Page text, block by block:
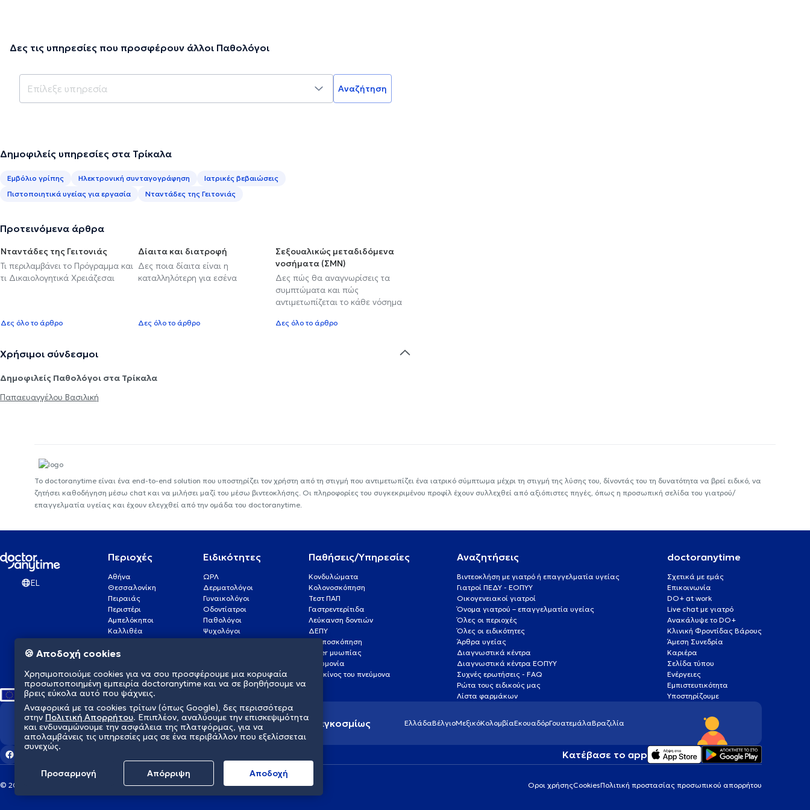
Δες τις υπηρεσίες που προσφέρουν άλλοι Παθολόγοι
Αναζήτηση
Δημοφιλείς υπηρεσίες στα Τρίκαλα
Εμβόλιο γρίπης Ηλεκτρονική συνταγογράφηση
Ιατρικές βεβαιώσεις
Πιστοποιητικά υγείας για εργασία
Νταντάδες της Γειτονιάς
Προτεινόμενα άρθρα
Νταντάδες της Γειτονιάς
Τι περιλαμβάνει το Πρόγραμμα και
τι Δικαιολογητικά Χρειάζεσαι
Δες όλο το άρθρο
Δίαιτα και διατροφή
Δες ποια δίαιτα είναι η
καταλληλότερη για εσένα
Δες όλο το άρθρο
Σεξουαλικώς μεταδιδόμενα
νοσήματα (ΣΜΝ)
Δες πώς θα αναγνωρίσεις τα
συμπτώματα και πώς
αντιμετωπίζεται το κάθε νόσημα
Δες όλο το άρθρο
Χρήσιμοι σύνδεσμοι
Δημοφιλείς Παθολόγοι στα Τρίκαλα
Παπαευαγγέλου Βασιλική
Το doctoranytime είναι ένα end-to-end solution που υποστηρίζει τον χρήστη από τη στιγμή που αντιμετωπίζει ένα ιατρικό σύμπτωμα μέχρι τη στιγμή της λύσης του, δίνοντάς του τη δυνατότητα να βρεί ειδικό, να
ζητήσει καθοδήγηση μέσω chat και να μιλήσει μαζί του μέσω βιντεοκλήσης. Οι πληροφορίες του συγκεκριμένου προφίλ έχουν συλλεχθεί από αξιόπιστες πηγές, όπως η προσωπική σελίδα του γιατρού/
επαγγελματία υγείας και έχουν ελεγχθεί από την ομάδα του doctoranytime.
EL
Περιοχές
Αθήνα
Θεσσαλονίκη
Πειραιάς
Περιστέρι
Αμπελόκηποι
Καλλιθέα
Γλυφάδα
Νέα Σμύρνη
Ειδικότητες
ΩΡΛ
Δερματολόγοι
Γυναικολόγοι
Οδοντίατροι
Παθολόγοι
Ψυχολόγοι
Καρδιολόγοι
Παθήσεις/Υπηρεσίες
Κονδυλώματα
Κολονοσκόπηση
Τεστ ΠΑΠ
Γαστρεντερίτιδα
Λεύκανση δοντιών
ΔΕΠΥ
Κολποσκόπηση
Laser μυωπίας
Πνευμονία
Καρκίνος του πνεύμονα
Αναζητήσεις
Βιντεοκλήση με γιατρό ή επαγγελματία υγείας
Γιατροί ΠΕΔΥ - ΕΟΠΥΥ
Οικογενειακοί γιατροί
Όνομα γιατρού – επαγγελματία υγείας
Όλες οι περιοχές
Όλες οι ειδικότητες
Άρθρα υγείας
Διαγνωστικά κέντρα
Διαγνωστικά κέντρα ΕΟΠΥΥ
Συχνές ερωτήσεις - FAQ
Ρώτα τους ειδικούς μας
Λίστα φαρμάκων
doctoranytime
Σχετικά με εμάς
Επικοινωνία
DO+ at work
Live chat με γιατρό
Ανακάλυψε το DO+
Κλινική Φροντίδας Βάρους
Άμεση Συνεδρία
Καριέρα
Σελίδα τύπου
Ενέργειες
Εμπιστευτικότητα
Υποστηρίζουμε
Διαμορφώνουμε το μέλλον της υγείας παγκοσμίως ΕλλάδαΒέλγιοΜεξικόΚολομβίαΕκουαδόρΓουατεμάλαΒραζιλία
Κατέβασε το app
Οροι χρήσηςCookiesΠολιτική προστασίας προσωπικού απορρήτου
© 2026 doctoranytime
🍪 Αποδοχή cookies
Χρησιμοποιούμε cookies για να σου προσφέρουμε μια κορυφαία
προσωποποιημένη εμπειρία doctoranytime και να σε βοηθήσουμε να
βρεις εύκολα αυτό που ψάχνεις.
Αναφορικά με τα cookies τρίτων (όπως Google), δες περισσότερα
στην Πολιτική Απορρήτου. Επιπλέον, αναλύουμε την επισκεψιμότητα
και ενδυναμώνουμε την ασφάλεια της πλατφόρμας, για να
απολαμβάνεις τις υπηρεσίες μας σε ένα περιβάλλον που εξελίσσεται
συνεχώς.
Προσαρμογή Απόρριψη Aποδοχή